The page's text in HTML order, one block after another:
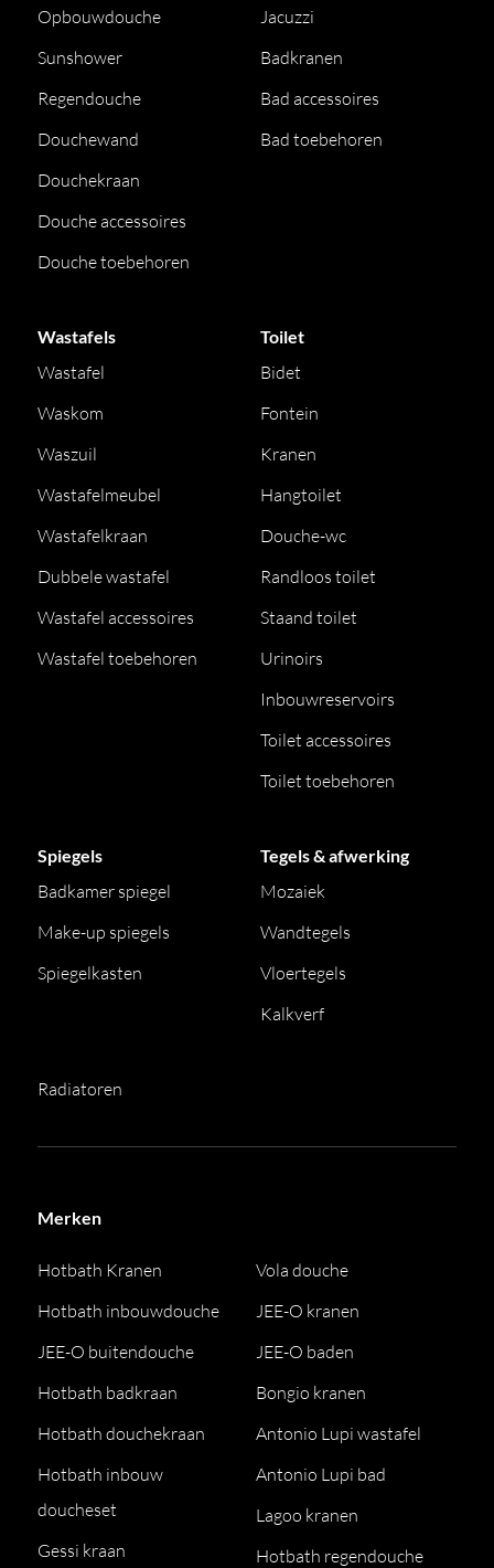
Opbouwdouche
Sunshower
Regendouche
Douchewand
Douchekraan
Douche accessoires
Douche toebehoren
Jacuzzi
Badkranen
Bad accessoires
Bad toebehoren
Wastafels
Wastafel
Waskom
Waszuil
Wastafelmeubel
Wastafelkraan
Dubbele wastafel
Wastafel accessoires
Wastafel toebehoren
Toilet
Bidet
Fontein
Kranen
Hangtoilet
Douche-wc
Randloos toilet
Staand toilet
Urinoirs
Inbouwreservoirs
Toilet accessoires
Toilet toebehoren
Spiegels
Badkamer spiegel
Make-up spiegels
Spiegelkasten
Tegels & afwerking
Mozaiek
Wandtegels
Vloertegels
Kalkverf
Radiatoren
Merken
Hotbath Kranen
Hotbath inbouwdouche
JEE-O buitendouche
Hotbath badkraan
Hotbath douchekraan
Hotbath inbouw
doucheset
Gessi kraan
Vola douche
JEE-O kranen
JEE-O baden
Bongio kranen
Antonio Lupi wastafel
Antonio Lupi bad
Lagoo kranen
Hotbath regendouche